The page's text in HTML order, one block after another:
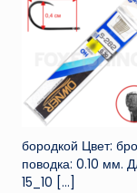
бородкой Цвет:
поводка: 0.10 мм.
15_10 […]